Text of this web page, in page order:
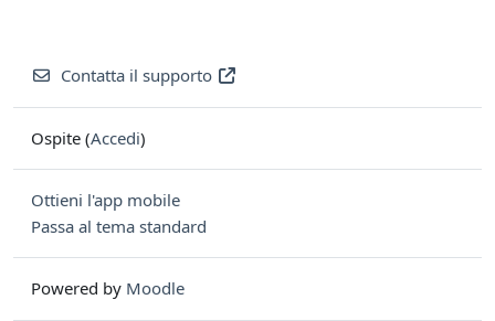
Contatta il supporto
Ospite (Accedi)
Ottieni l'app mobile
Passa al tema standard
Powered by Moodle